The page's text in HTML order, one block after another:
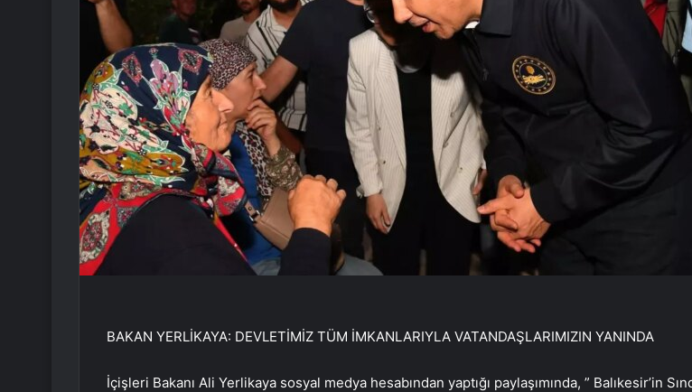
BAKAN YERLİKAYA: DEVLETİMİZ TÜM İMKANLARIYLA VATANDAŞLARIMIZIN YANINDA
İçişleri Bakanı Ali Yerlikaya sosyal medya hesabından yaptığı paylaşımında, ” Balıkesir’in